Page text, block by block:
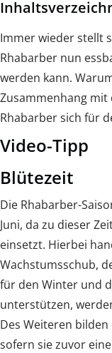
Immer wieder stellt
Rhabarber nun
werden kann.
Zusammenhang
Rhabarber sich für
Video-Tipp
Blütezeit
Die Rhabarber-
Juni, da zu dieser
einsetzt. Hierbei
Wachstumsschub,
für den Winter und
unterstützen,
Des Weiteren
sofern sie zuvor